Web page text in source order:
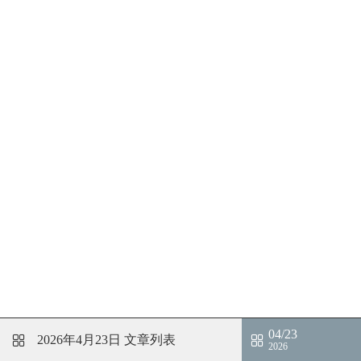
2026年4月23日 文章列表 04/23
2026